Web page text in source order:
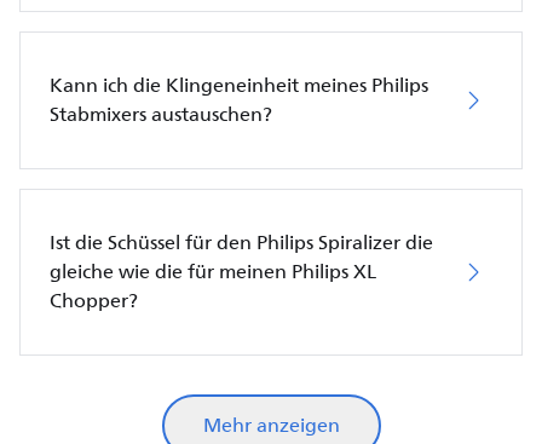
Kann ich die Klingeneinheit meines Philips
Stabmixers austauschen?
Ist die Schüssel für den Philips Spiralizer die
gleiche wie die für meinen Philips XL
Chopper?
Mehr anzeigen